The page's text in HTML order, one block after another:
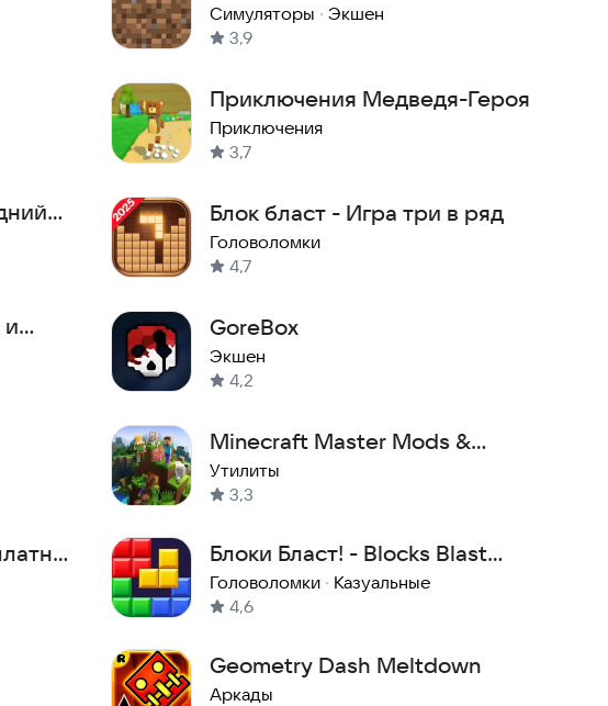
Ворлд Крафт
Симуляторы · Экшен
3,9
Приключения Медведя-Героя
Приключения
3,7
Блок бласт - Игра три в ряд
Головоломки
4,7
GoreBox
Экшен
4,2
Minecraft Master Mods &
Addons
Утилиты
3,3
Блоки Бласт! - Blocks Blast
Puzzle
Головоломки · Казуальные
4,6
Geometry Dash Meltdown
Аркады